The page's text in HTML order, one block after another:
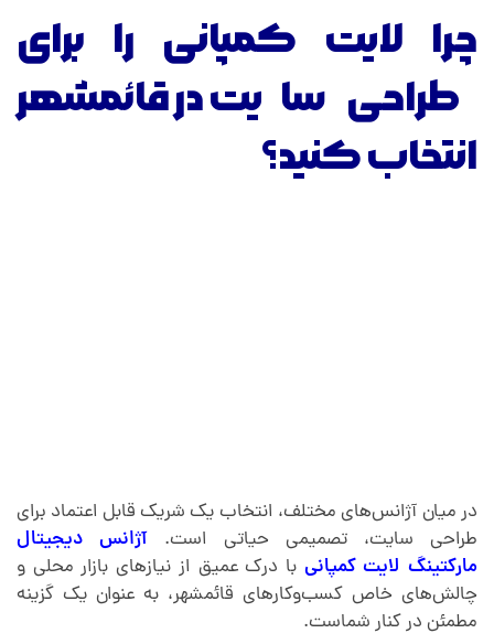
چرا لایت کمپانی را برای
طراحی سایت در قائمشهر
انتخاب کنید؟
در میان آژانس‌های مختلف، انتخاب یک شریک قابل اعتماد برای
طراحی سایت، تصمیمی حیاتی است. آژانس دیجیتال
مارکتینگ لایت کمپانی با درک عمیق از نیازهای بازار محلی و
چالش‌های خاص کسب‌وکارهای قائمشهر، به عنوان یک گزینه
مطمئن در کنار شماست.